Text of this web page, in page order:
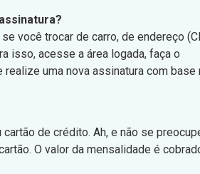
você trocar de carro, de endereço
isso, acesse a área logada, faça o
uma nova assinatura com base
de crédito. Ah, e não se
O valor da mensalidade é